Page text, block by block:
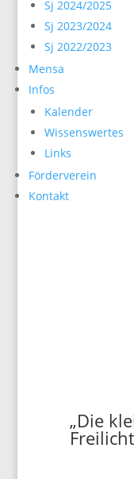
Sj 2024/2025
Sj 2023/2024
Sj 2022/2023
Mensa
Infos
Kalender
Wissenswertes
Links
Förderverein
Kontakt
„Die